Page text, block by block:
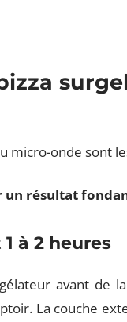
micro-onde sont
résultat
à 2 heures
avant de
La couche